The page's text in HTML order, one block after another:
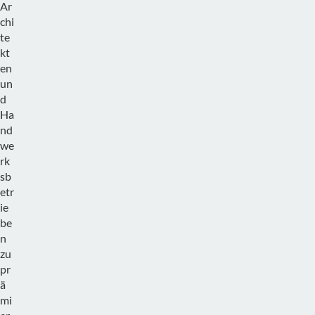
Ar
chi
te
kt
en
un
d
Ha
nd
we
rk
sb
etr
ie
be
n
zu
pr
ä
mi